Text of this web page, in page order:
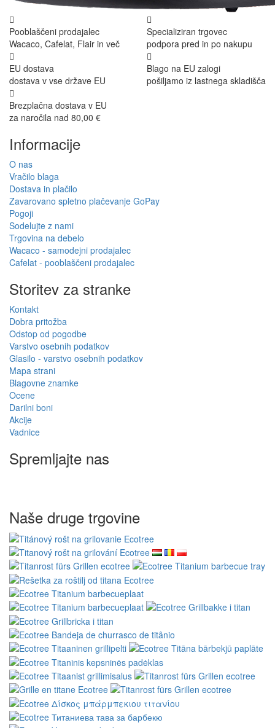
Pooblaščeni prodajalec
Wacaco, Cafelat, Flair in več
Specializiran trgovec
podpora pred in po nakupu
EU dostava
dostava v vse države EU
Blago na EU zalogi
pošiljamo iz lastnega skladišča
Brezplačna dostava v EU
za naročila nad 80,00 €
Informacije
O nas
Vračilo blaga
Dostava in plačilo
Zavarovano spletno plačevanje GoPay
Pogoji
Sodelujte z nami
Trgovina na debelo
Wacaco - samodejni prodajalec
Cafelat - pooblaščeni prodajalec
Storitev za stranke
Kontakt
Dobra pritožba
Odstop od pogodbe
Varstvo osebnih podatkov
Glasilo - varstvo osebnih podatkov
Mapa strani
Blagovne znamke
Ocene
Darilni boni
Akcije
Vadnice
Spremljajte nas
Naše druge trgovine